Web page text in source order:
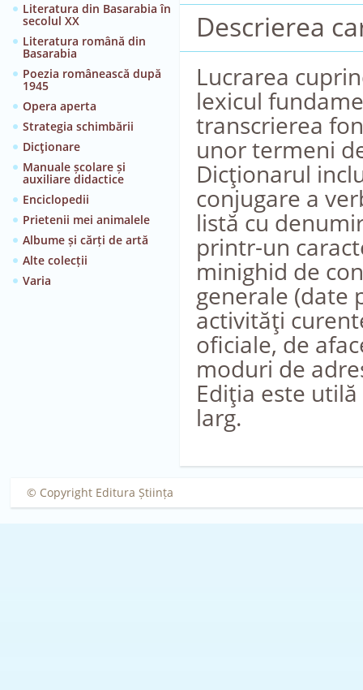
Literatura din Basarabia în
secolul XX
Literatura română din
Basarabia
Poezia românească după
1945
Opera aperta
Strategia schimbării
Dicţionare
Manuale școlare și
auxiliare didactice
Enciclopedii
Prietenii mei animalele
Albume și cărți de artă
Alte colecții
Varia
Descrierea
Lucrarea
lexicul
transcrierea
unor termeni
Dicţionarul
conjugare a
listă cu
printr-un
minighid de
generale (date
activităţi
oficiale, de
moduri de
Ediţia este
larg.
© Copyright Editura Știința